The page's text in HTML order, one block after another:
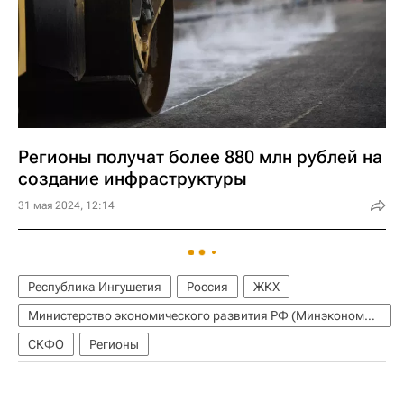
Регионы получат более 880 млн рублей на
создание инфраструктуры
31 мая 2024, 12:14
Республика Ингушетия Россия
ЖКХ
Министерство экономического развития РФ (Минэкономразвития России)
СКФО
Регионы